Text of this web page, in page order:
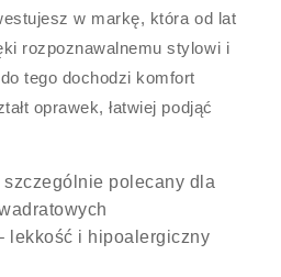
w markę, która od lat
rozpoznawalnemu stylowi i
tego dochodzi komfort
oprawek, łatwiej podjąć
szczególnie polecany dla
lekkość i hipoalergiczny